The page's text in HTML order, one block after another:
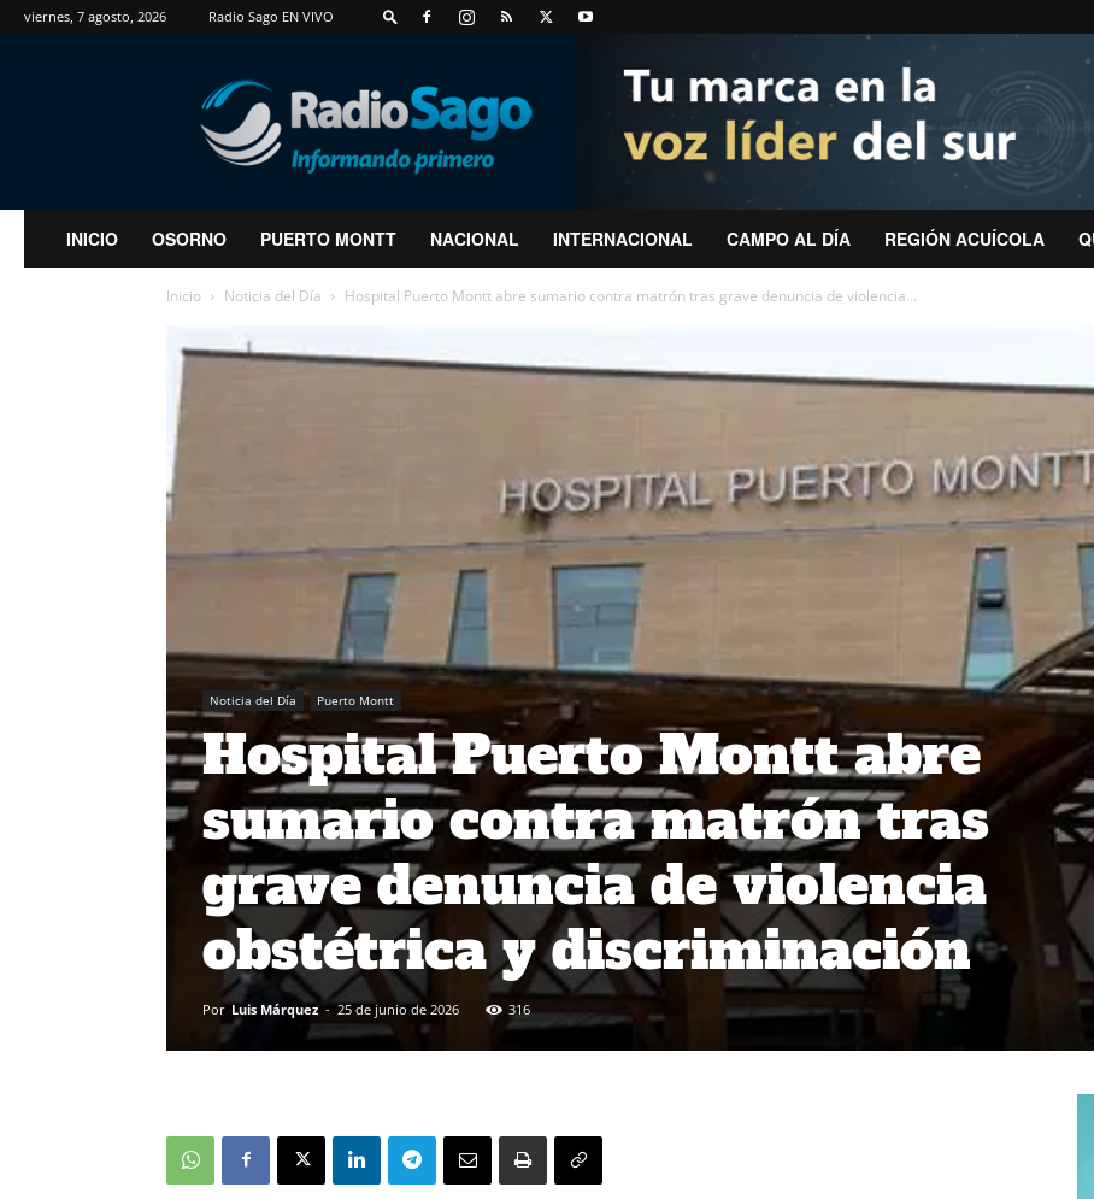
viernes, 7 agosto, 2026 Radio Sago EN VIVO
RadioSago
INICIO OSORNO PUERTO MONTT NACIONAL INTERNACIONAL CAMPO AL DÍA REGIÓN ACUÍCOLA
Inicio Noticia del Día Hospital Puerto Montt abre sumario contra matrón tras grave denuncia de violencia...
Noticia del Día Puerto Montt
Hospital Puerto Montt abre
sumario contra matrón tras
grave denuncia de violencia
obstétrica y discriminación
Por Luis Márquez - 25 de junio de 2026 316